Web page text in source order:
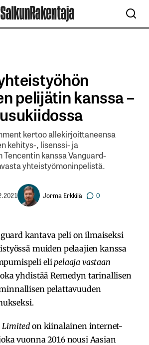
pelijätin kanssa –
kertoo allekirjoittaneensa
kehitys-, lisenssi- ja
Tencentin kanssa Vanguard-
yhteistyömoninpelistä.
Jorma Erkkilä 0
kantava peli on ilmaiseksi
muiden pelaajien kanssa
eli pelaaja vastaan
yhdistää Remedyn tarinallisen
pelattavuuden
Limited on kiinalainen internet-
vuonna 2016 nousi Aasian